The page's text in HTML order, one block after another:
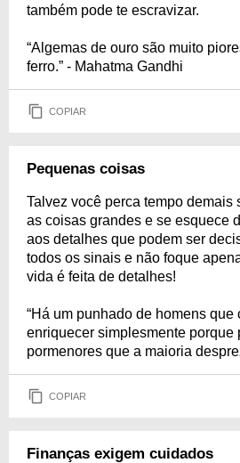
também pode te escravizar.
“Algemas de ouro são muito
ferro.” - Mahatma Gandhi
COPIAR
Pequenas coisas
Talvez você perca tempo demais
as coisas grandes e se esquece
aos detalhes que podem ser
todos os sinais e não foque
vida é feita de detalhes!
“Há um punhado de homens que
enriquecer simplesmente porque
pormenores que a maioria
COPIAR
Finanças exigem cuidados